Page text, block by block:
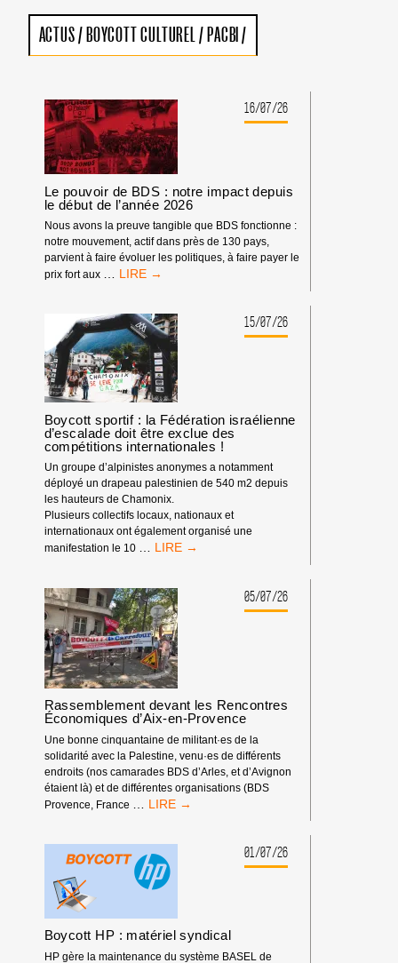
ACTUS/ BOYCOTT CULTUREL/ PACBI /
16/07/26
Le pouvoir de BDS : notre impact depuis
le début de l’année 2026
Nous avons la preuve tangible que BDS fonctionne :
notre mouvement, actif dans près de 130 pays,
parvient à faire évoluer les politiques, à faire payer le
prix fort aux … LE
BDS
:
NOTRE
IMPACT
DEPUIS
LE
DÉBUT
DE
L’ANNÉE
2026
15/07/26
Boycott sportif : la Fédération israélienne
d’escalade doit être exclue des
compétitions internationales !
Un groupe d’alpinistes anonymes a notamment
déployé un drapeau palestinien de 540 m2 depuis
les hauteurs de Chamonix.
Plusieurs collectifs locaux, nationaux et
internationaux ont également organisé une
manifestation le 10 … BOYCOTT
LA
FÉDÉRATION
ISRAÉLIENNE
D’ESCALADE
DOIT
ÊTRE
EXCLUE
DES
COMPÉTITIONS
INTERNATIONALES
!
05/07/26
Rassemblement devant les Rencontres
Économiques d’Aix-en-Provence
Une bonne cinquantaine de militant·es de la
solidarité avec la Palestine, venu·es de différents
endroits (nos camarades BDS d’Arles, et d’Avignon
étaient là) et de différentes organisations (BDS
Provence, France
RASSEMBLEMENT
RENCONTRES
ÉCONOMIQUES
D’AIX-
01/07/26
Boycott HP : matériel syndical
HP gère la maintenance du système BASEL de